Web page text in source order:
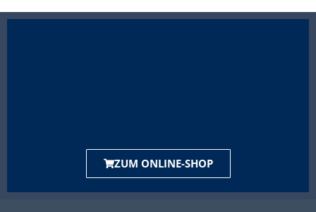
ZUM ONLINE-SHOP